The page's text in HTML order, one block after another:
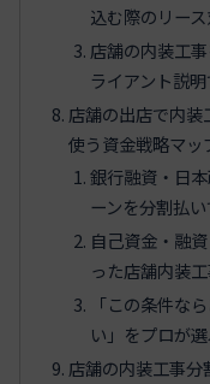
込む際のリー
店舗の内装工
ライアント説
店舗の出店で内装
使う資金戦略マッ
銀行融資・日
ーンを分割払
自己資金・融
った店舗内装
「この条件な
い」をプロが
店舗の内装工事